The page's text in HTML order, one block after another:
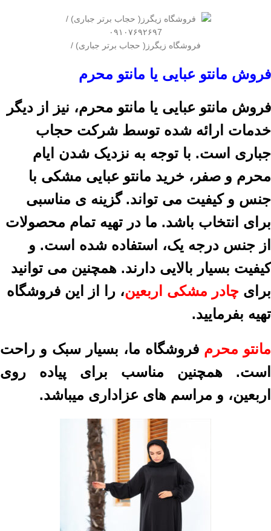
فروشگاه زیگرز( حجاب برتر جباری) /
فروش مانتو عبایی یا مانتو محرم
فروش مانتو عبایی یا مانتو محرم، نیز از دیگر
خدمات ارائه شده توسط شرکت حجاب
جباری است. با توجه به نزدیک شدن ایام
محرم و صفر، خرید مانتو عبایی مشکی با
جنس و کیفیت می تواند. گزینه ی مناسبی
برای انتخاب باشد. ما در تهیه تمام محصولات
از جنس درجه یک، استفاده شده است. و
کیفیت بسیار بالایی دارند. همچنین می توانید
برای چادر مشکی اربعین، را از این فروشگاه
تهیه بفرمایید.
مانتو محرم فروشگاه ما، بسیار سبک و راحت
است. همچنین مناسب برای پیاده روی
اربعین، و مراسم های عزاداری میباشد.